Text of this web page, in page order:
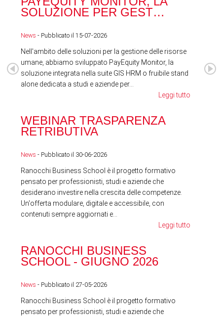
SOLUZIONE PER GEST…
News - Pubblicato il 15-07-2026
Nell'ambito delle soluzioni per la gestione delle risorse
umane, abbiamo sviluppato PayEquity Monitor, la
soluzione integrata nella suite GIS HRM o fruibile stand
alone dedicata a studi e aziende per...
Leggi tutto
WEBINAR TRASPARENZA
RETRIBUTIVA
News - Pubblicato il 30-06-2026
Ranocchi Business School è il progetto formativo
pensato per professionisti, studi e aziende che
desiderano investire nella crescita delle competenze.
Un'offerta modulare, digitale e accessibile, con
contenuti sempre aggiornati e...
Leggi tutto
RANOCCHI BUSINESS
SCHOOL - GIUGNO 2026
News - Pubblicato il 27-05-2026
Ranocchi Business School è il progetto formativo
pensato per professionisti, studi e aziende che